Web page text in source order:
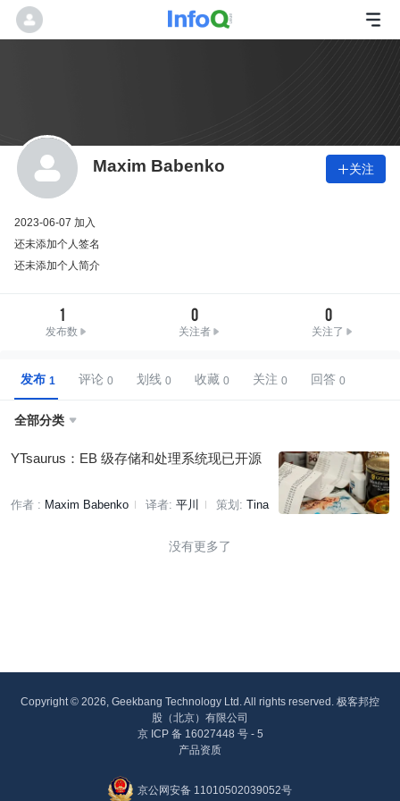
Maxim Babenko 关注
2023-06-07 加入
还未添加个人签名
还未添加个人简介
1
发布数
0
关注者
0
关注了
发布 评论 划线 收藏 关注 回答
全部分类 
YTsaurus：EB 级存储和处理系统现已开源
作者 : Maxim Babenko 译者: 平川 策划: Tina
没有更多了
Copyright © 2026, Geekbang Technology Ltd. All rights reserved. 极客邦控
股（北京）有限公司
京 ICP 备 16027448 号 - 5
产品资质
京公网安备 11010502039052号